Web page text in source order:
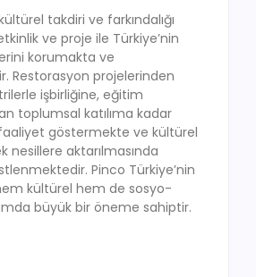
takdiri ve farkındalığı
ve proje ile Türkiye’nin
korumakta ve
Restorasyon projelerinden
işbirliğine, eğitim
toplumsal katılıma kadar
göstermekte ve kültürel
nesillere aktarılmasında
Pinco Türkiye’nin
kültürel hem de sosyo-
büyük bir öneme sahiptir.